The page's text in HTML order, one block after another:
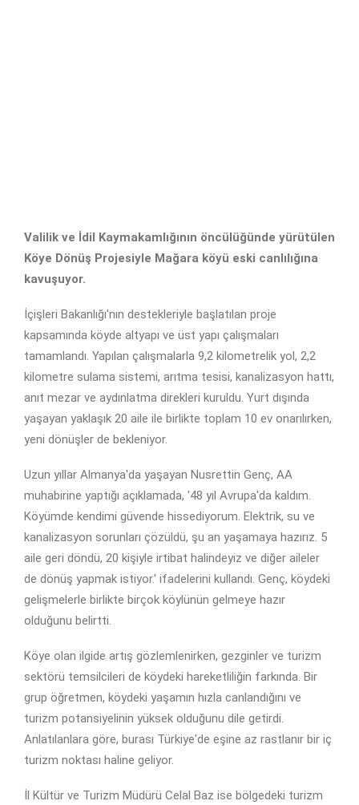
Valilik ve İdil Kaymakamlığının öncülüğünde yürütülen
Köye Dönüş Projesiyle Mağara köyü eski canlılığına
kavuşuyor.
İçişleri Bakanlığı'nın destekleriyle başlatılan proje
kapsamında köyde altyapı ve üst yapı çalışmaları
tamamlandı. Yapılan çalışmalarla 9,2 kilometrelik yol, 2,2
kilometre sulama sistemi, arıtma tesisi, kanalizasyon hattı,
anıt mezar ve aydınlatma direkleri kuruldu. Yurt dışında
yaşayan yaklaşık 20 aile ile birlikte toplam 10 ev onarılırken,
yeni dönüşler de bekleniyor.
Uzun yıllar Almanya'da yaşayan Nusrettin Genç, AA
muhabirine yaptığı açıklamada, '48 yıl Avrupa'da kaldım.
Köyümde kendimi güvende hissediyorum. Elektrik, su ve
kanalizasyon sorunları çözüldü, şu an yaşamaya hazırız. 5
aile geri döndü, 20 kişiyle irtibat halindeyiz ve diğer aileler
de dönüş yapmak istiyor.' ifadelerini kullandı. Genç, köydeki
gelişmelerle birlikte birçok köylünün gelmeye hazır
olduğunu belirtti.
Köye olan ilgide artış gözlemlenirken, gezginler ve turizm
sektörü temsilcileri de köydeki hareketliliğin farkında. Bir
grup öğretmen, köydeki yaşamın hızla canlandığını ve
turizm potansiyelinin yüksek olduğunu dile getirdi.
Anlatılanlara göre, burası Türkiye'de eşine az rastlanır bir iç
turizm noktası haline geliyor.
İl Kültür ve Turizm Müdürü Celal Baz ise bölgedeki turizm